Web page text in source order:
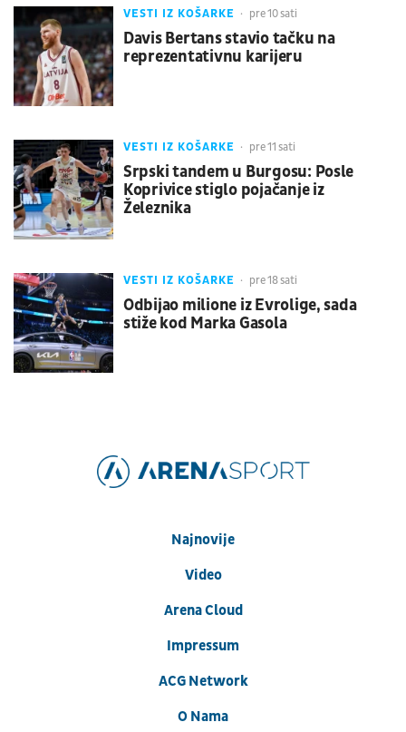
VESTI IZ KOŠARKE pre 10 sati
Davis Bertans stavio tačku na
reprezentativnu karijeru
VESTI IZ KOŠARKE pre 11 sati
Srpski tandem u Burgosu: Posle
Koprivice stiglo pojačanje iz
Železnika
VESTI IZ KOŠARKE pre 18 sati
Odbijao milione iz Evrolige, sada
stiže kod Marka Gasola
Najnovije
Video
Arena Cloud
Impressum
ACG Network
O Nama